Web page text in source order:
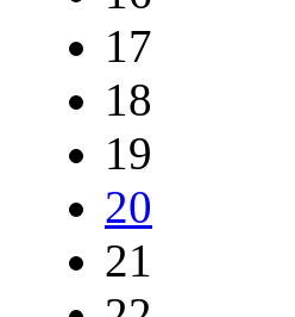
17
18
19
20
21